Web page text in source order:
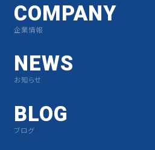
COMPANY
企業情報
NEWS
お知らせ
BLOG
ブログ